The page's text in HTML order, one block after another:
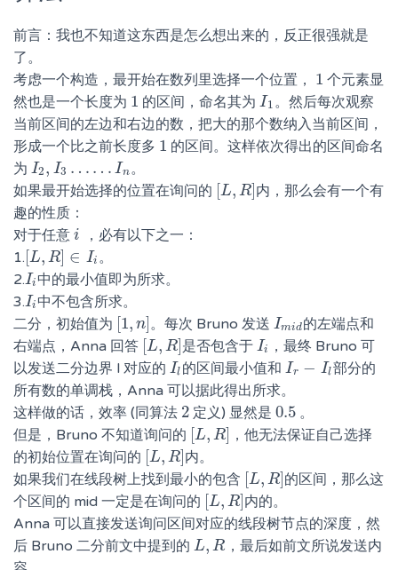
前言：我也不知道这东西是怎么想出来的，反正很强就是
了。
考虑一个构造，最开始在数列里选择一个位置， 1
1 个元素显
然也是一个长度为 1
1 的区间，命名其为I1
I1 。然后每次观察
当前区间的左边和右边的数，把大的那个数纳入当前区间，
形成一个比之前长度多 1
1 的区间。这样依次得出的区间命名
为 I2, I3 … … In
I2,I 3… …I n
。
如果最开始选择的位置在询问的 [L, R]
[L,R] 内，那么会有一个有
趣的性质：
对于任意 i
i
，必有以下之一：
1.[L, R] ∈ Ii
[L,R]∈ Ii
。
2.Ii
Ii 中的最小值即为所求。
3.Ii
Ii 中不包含所求。
二分，初始值为 [1, n]
1, n] 。每次 Bruno 发送Imid
Imid的左端点和
右端点，Anna 回答 [L, R]
[L,R] 是否包含于 Ii
Ii
，最终 Bruno 可
以发送二分边界 l 对应的 Il
Il 的区间最小值和Ir − Il
Ir−Il
部分的
所有数的单调栈，Anna 可以据此得出所求。
这样做的话，效率 (同算法 2
2 定义) 显然是0.5
0.5 。
但是，Bruno 不知道询问的 [L, R]
[L,R]
，他无法保证自己选择
的初始位置在询问的 [L, R]
[L,R] 内。
如果我们在线段树上找到最小的包含 [L, R]
[L,R] 的区间，那么这
个区间的 mid 一定是在询问的 [L, R]
[L,R] 内的。
Anna 可以直接发送询问区间对应的线段树节点的深度，然
后 Bruno 二分前文中提到的 L, R
L,R
，最后如前文所说发送内